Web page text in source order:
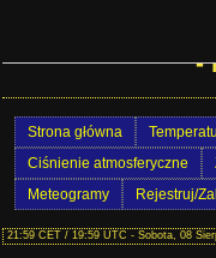
Prognoza
-
Strona główna
Ciśnienie atmosferyczne
Meteogramy
Rejestruj/
21:59 CET / 19:59 UTC - Sobota, 08